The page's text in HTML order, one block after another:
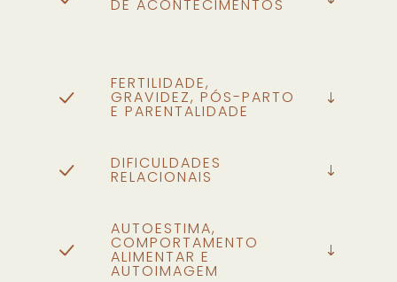
DE ACONTECIMENTOS
FERTILIDADE,
GRAVIDEZ, PÓS-PARTO
E PARENTALIDADE
DIFICULDADES
RELACIONAIS
AUTOESTIMA,
COMPORTAMENTO
ALIMENTAR E
AUTOIMAGEM